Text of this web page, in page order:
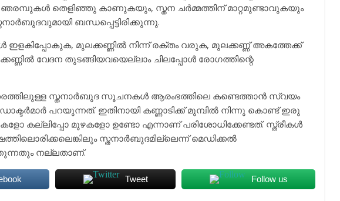
ഞരമ്പുകള്‍ തെളിഞ്ഞു കാണുകയും, സ്തന ചര്‍മ്മത്തിന് മാറ്റമുണ്ടാവുകയും
ബന്ധപ്പെട്ടിരിക്കുന്നു.
ഇളകിപ്പോകുക, മുലക്കണ്ണില്‍ നിന്ന് രക്തം വരുക, മുലക്കണ്ണ് അകത്തേക്ക്
വേദന തുടങ്ങിയവയെല്ലാം ചിലപ്പോള്‍ രോഗത്തിന്റെ
സ്തനാര്‍ബുദ സൂചനകള്‍ ആരംഭത്തിലെ കണ്ടെത്താന്‍ സ്വയം
പറയുന്നത്. ഇതിനായി കണ്ണാടിക്ക് മുമ്പില്‍ നിന്നു കൊണ്ട് ഇരു
കല്ലിപ്പോ മുഴകളോ ഉണ്ടോ എന്നാണ് പരിശോധിക്കേണ്ടത്. സ്ത്രീകള്‍
സ്തനാര്‍ബുദമില്ലെന്ന് മെഡിക്കല്‍
നല്ലതാണ്.
Tweet Follow us